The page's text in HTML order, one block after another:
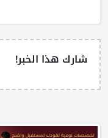
شارك هذا الخبر!